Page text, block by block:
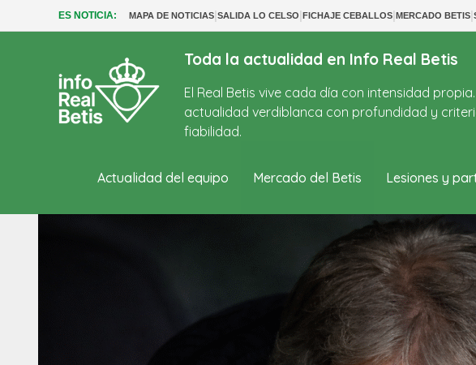
ES NOTICIA: MAPA DE NOTICIAS|SALIDA LO CELSO|FICHAJE CEBALLOS|MERCADO BETIS|
Toda la actualidad en Info Real Betis
El Real Betis vive cada día con intensidad
actualidad verdiblanca con profundidad y
fiabilidad.
Actualidad del equipo Mercado del Betis Lesiones y